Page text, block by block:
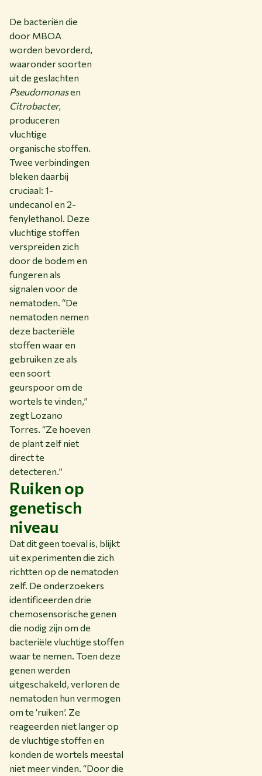
De bacteriën die
door MBOA
worden bevorderd,
waaronder soorten
uit de geslachten
Pseudomonasen
Citrobacter,
produceren
vluchtige
organische stoffen.
Twee verbindingen
bleken daarbij
cruciaal: 1-
undecanol en 2-
fenylethanol. Deze
vluchtige stoffen
verspreiden zich
door de bodem en
fungeren als
signalen voor de
nematoden. “De
nematoden nemen
deze bacteriële
stoffen waar en
gebruiken ze als
een soort
geurspoor om de
wortels te vinden,”
zegt Lozano
Torres. “Ze hoeven
de plant zelf niet
direct te
detecteren.”
Ruiken op
genetisch
niveau
Dat dit geen toeval is, blijkt
uit experimenten die zich
richtten op de nematoden
zelf. De onderzoekers
identificeerden drie
chemosensorische genen
die nodig zijn om de
bacteriële vluchtige stoffen
waar te nemen. Toen deze
genen werden
uitgeschakeld, verloren de
nematoden hun vermogen
om te ‘ruiken’. Ze
reageerden niet langer op
de vluchtige stoffen en
konden de wortels meestal
niet meer vinden. “Door die